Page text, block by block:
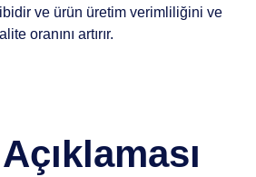
ve ürün üretim verimliliğini ve
oranını artırır.